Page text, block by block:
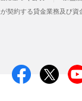
契約する貸金業務及び